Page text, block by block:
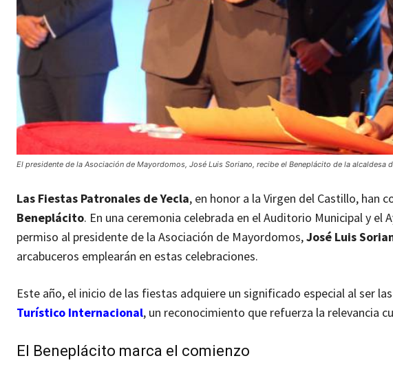
El presidente de la Asociación de Mayordomos, José Luis Soriano, recibe el Beneplácito de la alcaldesa
Las Fiestas Patronales de Yecla, en honor a la Virgen del Castillo,
Beneplácito. En una ceremonia celebrada en el Auditorio Municipal y el
permiso al presidente de la Asociación de Mayordomos,José Luis
arcabuceros emplearán en estas celebraciones.
Este año, el inicio de las fiestas adquiere un significado especial al ser
Turístico Internacional, un reconocimiento que refuerza la relevancia
El Beneplácito marca el comienzo